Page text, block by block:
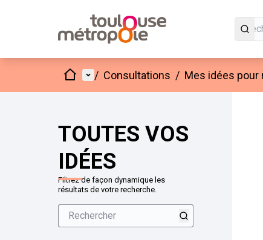
AccueilMenu principal
/ Consultations / Mes idées pour
TOUTES VOS
IDÉES
Filtrez de façon dynamique les
résultats de votre recherche.